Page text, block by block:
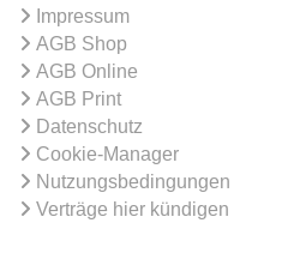
Impressum
AGB Shop
AGB Online
AGB Print
Datenschutz
Cookie-Manager
Nutzungsbedingungen
Verträge hier kündigen